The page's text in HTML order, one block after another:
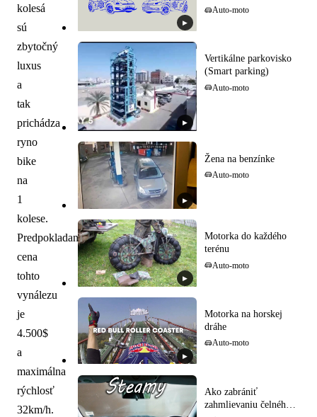
kolesá
sú
zbytočný
luxus
a
tak
prichádza
ryno
bike
na
1
kolese.
Predpokladaná
cena
tohto
vynálezu
je
4.500$
a
maximálna
rýchlosť
32km/h.
▶
Auto-moto
▶
Vertikálne parkovisko
(Smart parking)
Auto-moto
▶
Žena na benzínke
Auto-moto
▶
Motorka do každého
terénu
Auto-moto
▶
Motorka na horskej
dráhe
Auto-moto
Ako zabrániť
zahmlievaniu čelného